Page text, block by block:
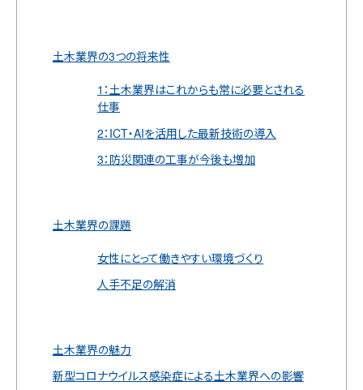
土木業界の3つの将来性
1：土木業界はこれからも常に必要とされる
仕事
2：ICT・AIを活用した最新技術の導入
3：防災関連の工事が今後も増加
土木業界の課題
女性にとって働きやすい環境づくり
人手不足の解消
土木業界の魅力
新型コロナウイルス感染症による土木業界への影響